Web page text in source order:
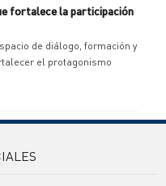
fortalece la participación
de diálogo, formación y
el protagonismo